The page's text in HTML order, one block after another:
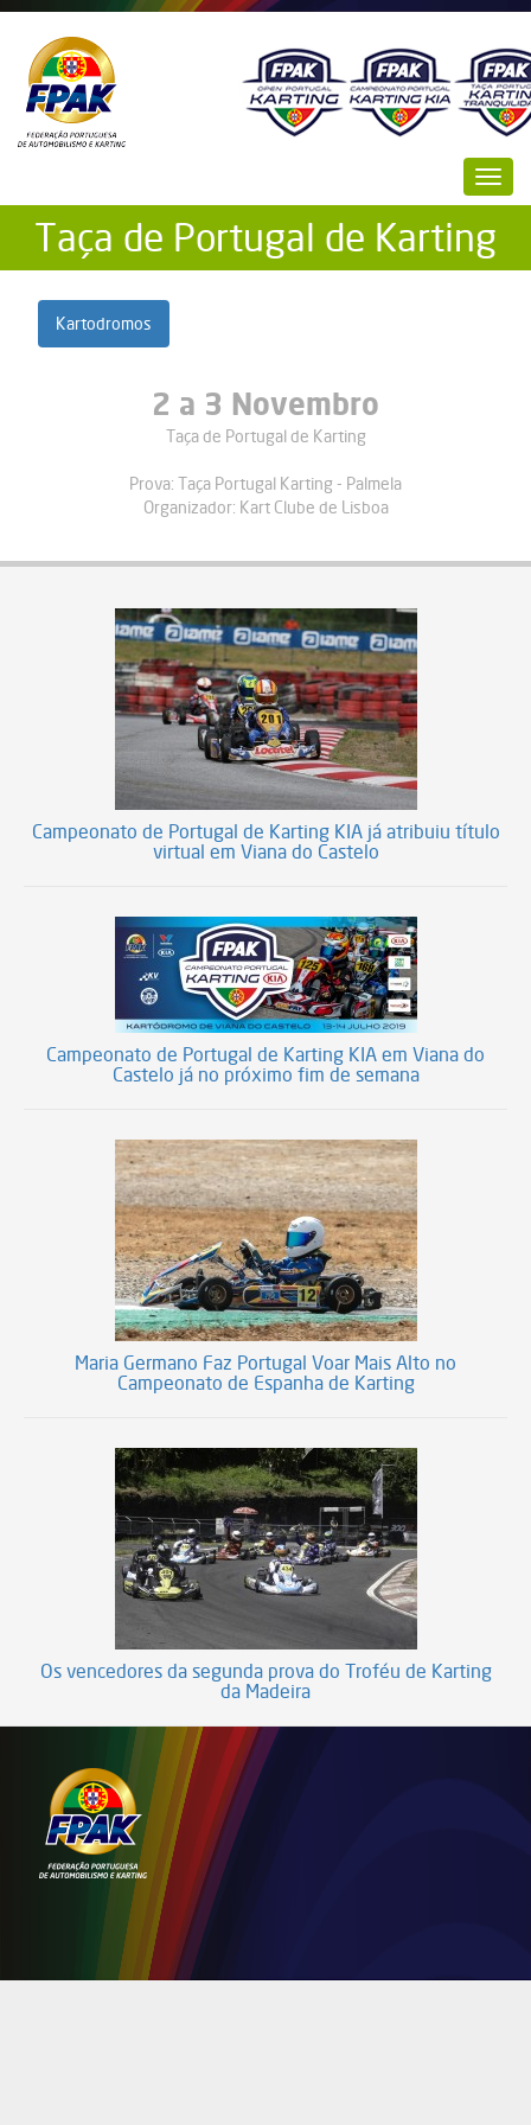
conteúdo
principal
Taça de Portugal de Karting
Kartodromos
2 a 3 Novembro
Taça de Portugal de Karting
Prova: Taça Portugal Karting - Palmela
Organizador: Kart Clube de Lisboa
Campeonato de Portugal de Karting KIA já atribuiu título
virtual em Viana do Castelo
Campeonato de Portugal de Karting KIA em Viana do
Castelo já no próximo fim de semana
Maria Germano Faz Portugal Voar Mais Alto no
Campeonato de Espanha de Karting
Os vencedores da segunda prova do Troféu de Karting
da Madeira